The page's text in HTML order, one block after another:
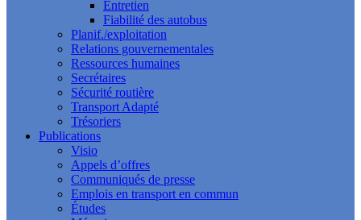
Entretien
Fiabilité des autobus
Planif./exploitation
Relations gouvernementales
Ressources humaines
Secrétaires
Sécurité routière
Transport Adapté
Trésoriers
Publications
Visio
Appels d’offres
Communiqués de presse
Emplois en transport en commun
Études